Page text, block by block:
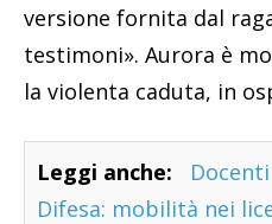
versione fornita dal
testimoni». Aurora è
la violenta caduta, in
Leggi anche:
Difesa: mobilità nei